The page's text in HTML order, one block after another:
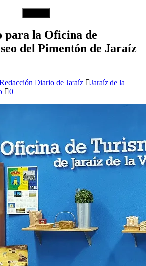
para la Oficina de
del Pimentón de Jaraíz
Redacción Diario de Jaraíz
Jaraíz de la
0